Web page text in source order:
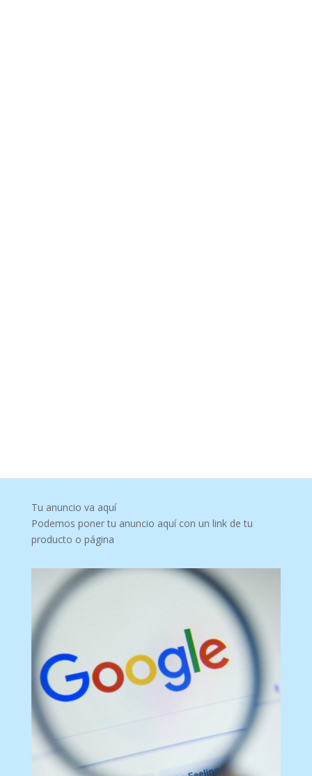
Tu anuncio va aquí
Podemos poner tu anuncio aquí con un link de tu
producto o página